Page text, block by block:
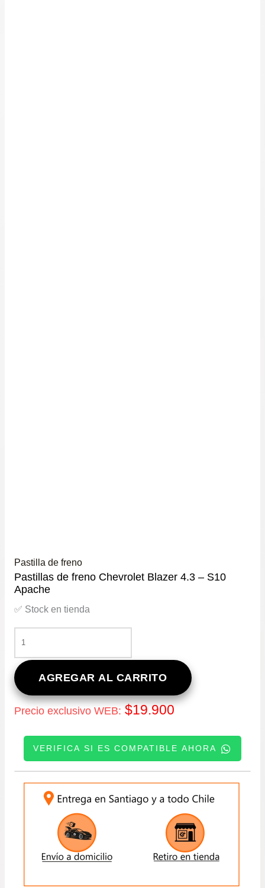
Pastilla de freno
Pastillas de freno Chevrolet Blazer 4.3 – S10
Apache
✅ Stock en tienda
DE
FRENO
CHEVROLET
BLAZER
4.3
–
APACHE
CANTIDAD
AGREGAR AL CARRITO
Precio exclusivo WEB: $19.900
VERIFICA SI ES COMPATIBLE AHORA